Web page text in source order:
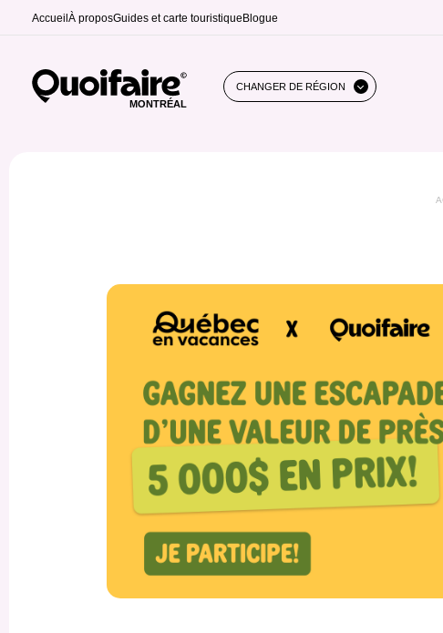
Accueil À proposGuides et carte touristique Blogue
MONTRÉAL
CHANGER DE RÉGION